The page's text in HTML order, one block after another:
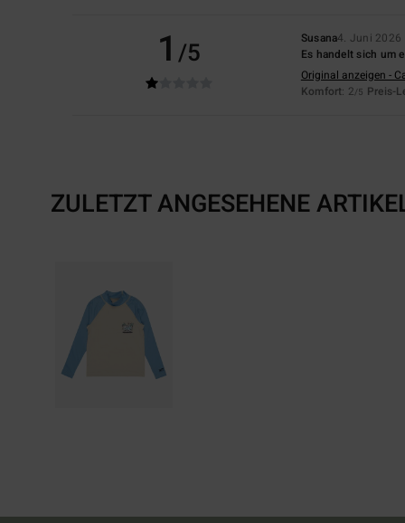
1 /5 Susana4. Juni 2026
Es handelt sich um
Original anzeigen -
Komfort: 2/5 Preis-
ZULETZT ANGESEHENE